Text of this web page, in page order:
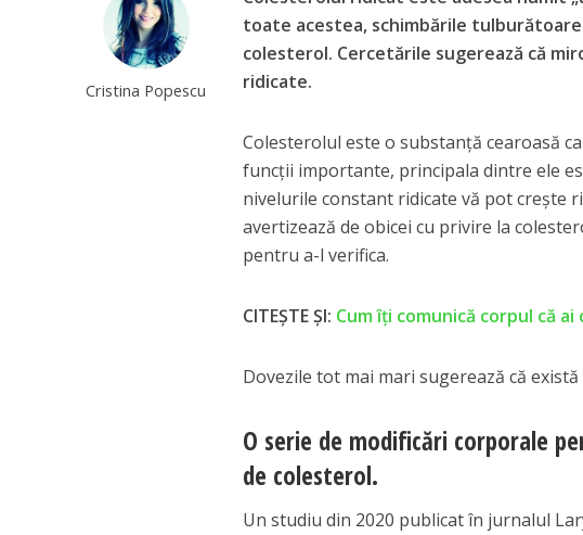
Cristina Popescu
toate acestea, schimbările
colesterol. Cercetările sugerează că
ridicate.
Colesterolul este o substanță cearoasă
funcții importante, principala dintre ele
nivelurile constant ridicate vă pot crește
avertizează de obicei cu privire la
pentru a-l verifica.
CITEȘTE ȘI: Cum îți comunică corpul că
Dovezile tot mai mari sugerează că
O serie de modificări corporale
de colesterol.
Un studiu din 2020 publicat în jurnalul